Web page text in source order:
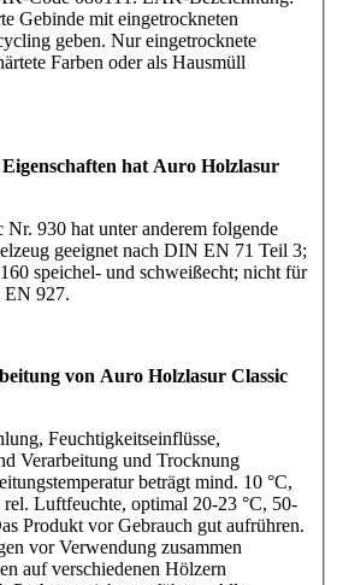
Gebinde mit eingetrockneten
geben. Nur eingetrocknete
Farben oder als Hausmüll
Eigenschaften hat Auro Holzlasur
930 hat unter anderem folgende
geeignet nach DIN EN 71 Teil 3;
speichel- und schweißecht; nicht für
EN 927.
von Auro Holzlasur Classic
Feuchtigkeitseinflüsse,
Verarbeitung und Trocknung
beträgt mind. 10 °C,
Luftfeuchte, optimal 20-23 °C, 50-
Produkt vor Gebrauch gut aufrühren.
vor Verwendung zusammen
auf verschiedenen Hölzern